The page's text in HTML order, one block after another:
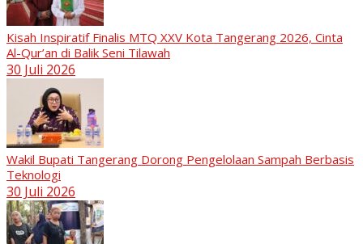
Kisah Inspiratif Finalis MTQ XXV Kota Tangerang 2026, Cinta
Al-Qur’an di Balik Seni Tilawah
30 Juli 2026
Wakil Bupati Tangerang Dorong Pengelolaan Sampah Berbasis
Teknologi
30 Juli 2026